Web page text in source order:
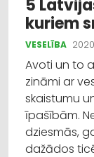
5
kuriem
VESELĪBA
Avoti un to
zināmi ar
skaistumu
īpašībām.
dziesmās,
dažādos